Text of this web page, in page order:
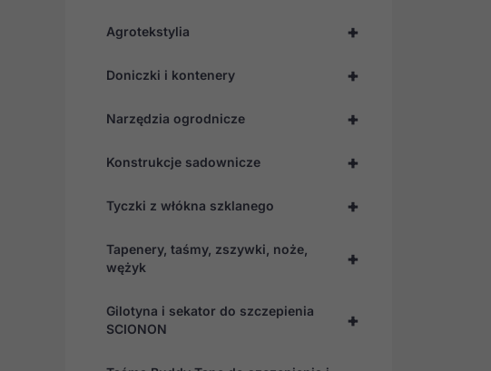
+
Agrotekstylia
+
Doniczki i kontenery
+
Narzędzia ogrodnicze
+
Konstrukcje sadownicze
+
Tyczki z włókna szklanego
+
Tapenery, taśmy, zszywki, noże,
wężyk
+
Gilotyna i sekator do szczepienia
SCIONON